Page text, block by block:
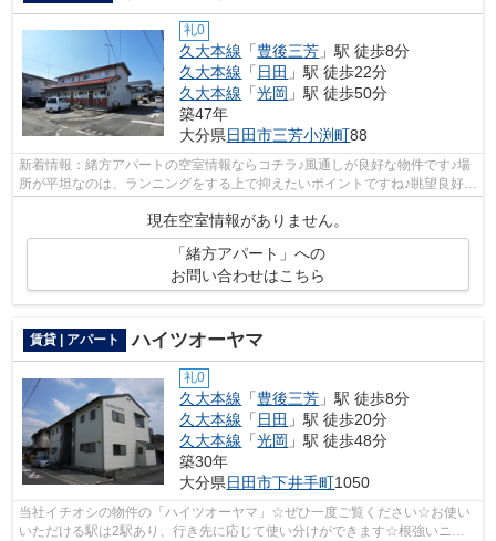
礼0
久大本線 「豊後三芳 」駅 徒歩8分
久大本線 「 日田 」駅 徒歩22分
久大本線 「光岡 」駅 徒歩50分
築47年
大分県日田市三芳小渕町88
新着情報：緒方アパートの空室情報ならコチラ♪風通しが良好な物件です♪場
所が平坦なのは、ランニングをする上で抑えたいポイントですね♪眺望良好な
物件です♪当社スタッフが地域の賃貸...
現在空室情報がありません。
「緒方アパート」への
お問い合わせはこちら
賃貸 | アパート ハイツオーヤマ
礼0
久大本線 「豊後三芳 」駅 徒歩8分
久大本線 「 日田 」駅 徒歩20分
久大本線 「光岡 」駅 徒歩48分
築30年
大分県日田市下井手町1050
当社イチオシの物件の「ハイツオーヤマ」☆ぜひ一度ご覧ください☆お使い
いただける駅は2駅あり、行き先に応じて使い分けができます☆根強いニー